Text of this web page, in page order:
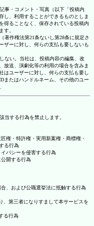
事・コメント・写真（以下「投稿内
し、利用することができるものとしま
得ることなく、保存されている投稿内
す。
著作権法第21条ないし第28条に規定さ
ザーに対し、何らの支払も要しないも
ない。当社は、投稿内容の編集、改
放送、演劇化等の利用の場合を含みま
はユーザーに対し、何らの支払も要し
またはハンドルネーム、その他のユー
当する行為を禁止します。
権・特許権・実用新案権・商標権・
る行為
バシーを侵害する行為
開する行為
、および公職選挙法に抵触する行為
、第三者になりすまして本サービスを
る行為